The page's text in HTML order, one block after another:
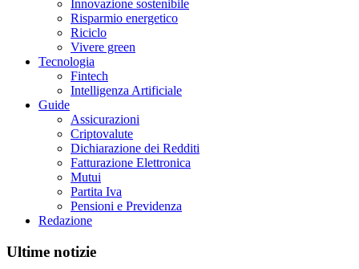
Innovazione sostenibile
Risparmio energetico
Riciclo
Vivere green
Tecnologia
Fintech
Intelligenza Artificiale
Guide
Assicurazioni
Criptovalute
Dichiarazione dei Redditi
Fatturazione Elettronica
Mutui
Partita Iva
Pensioni e Previdenza
Redazione
Ultime notizie